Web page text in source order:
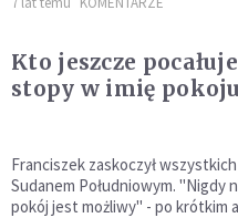
Kto jeszcze pocałuje
stopy w imię
Franciszek zaskoczył
Sudanem Południowym. "Nigdy
pokój jest możliwy" - po krótkim